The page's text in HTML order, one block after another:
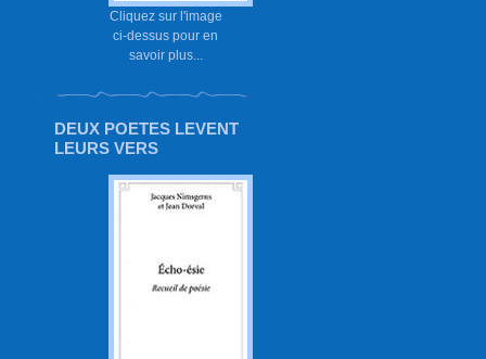
Cliquez sur l'image
ci-dessus pour en
savoir plus...
DEUX POETES LEVENT
LEURS VERS